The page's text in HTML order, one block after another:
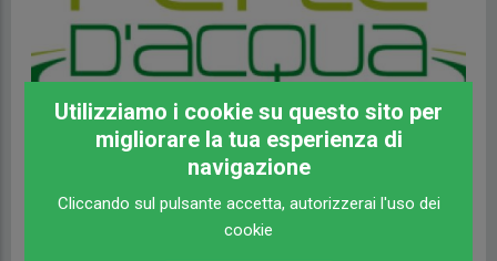
Utilizziamo i cookie su questo sito per
migliorare la tua esperienza di
navigazione
Cliccando sul pulsante accetta, autorizzerai l'uso dei
cookie